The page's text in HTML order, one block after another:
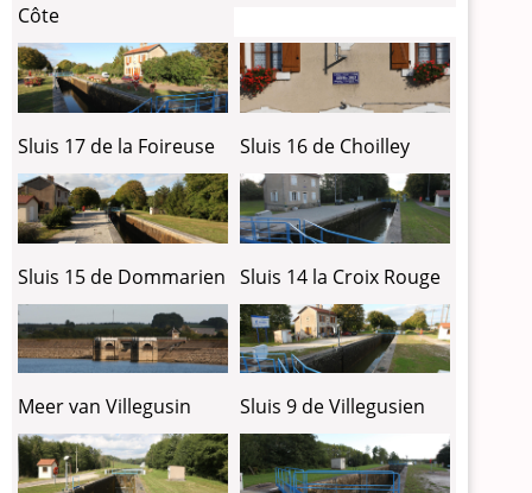
Côte
Sluis 17 de la Foireuse Sluis 16 de Choilley
Sluis 15 de Dommarien Sluis 14 la Croix Rouge
Meer van Villegusin Sluis 9 de Villegusien